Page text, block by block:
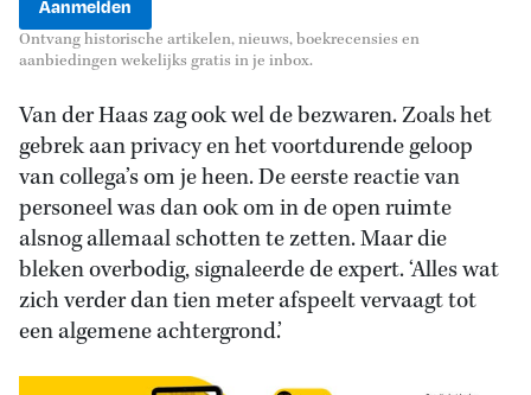
Ontvang historische artikelen, nieuws, boekrecensies en
aanbiedingen wekelijks gratis in je inbox.
Van der Haas zag ook wel de bezwaren. Zoals het
gebrek aan privacy en het voortdurende geloop
van collega’s om je heen. De eerste reactie van
personeel was dan ook om in de open ruimte
alsnog allemaal schotten te zetten. Maar die
bleken overbodig, signaleerde de expert. ‘Alles wat
zich verder dan tien meter afspeelt vervaagt tot
een algemene achtergrond.’